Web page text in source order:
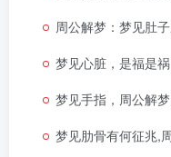
周公解梦：梦见肚
梦见心脏，是福是
梦见手指，周公解梦为
梦见肋骨有何征兆,